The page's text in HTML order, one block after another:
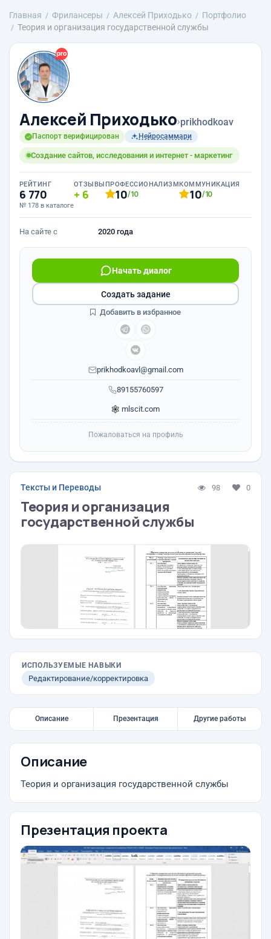
Главная Фрилансеры Алексей Приходько
Портфолио
Теория и организация государственной службы
Алексей Приходько›prikhodkoav
Паспорт верифицирован Нейросаммари
Создание сайтов, исследования и интернет - маркетинг
РЕЙТИНГ
6 770
№ 178 в каталоге
ОТЗЫВЫ
6
ПРОФЕССИОНАЛИЗМ
10/10
КОММУНИКАЦИЯ
10/10
На сайте с 2020 года
89155760597
Начать диалог
prikhodkoavl@gmail.com
mlscit.com
Создать задание
Добавить в избранное
Пожаловаться на профиль
Тексты и Переводы 98 0
Теория и организация
государственной службы
ИСПОЛЬЗУЕМЫЕ НАВЫКИ
Редактирование/корректировка
Описание Презентация Другие работы
Описание
Теория и организация государственной службы
Презентация проекта